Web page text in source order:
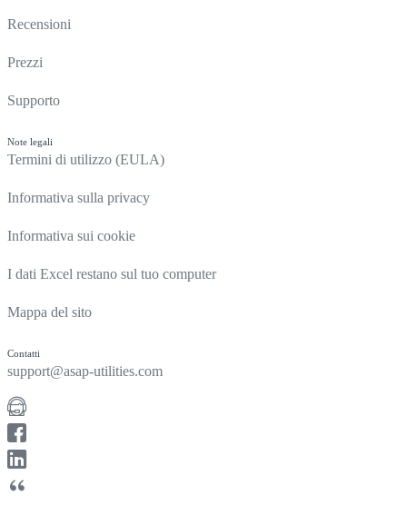
Recensioni
Prezzi
Supporto
Note legali
Termini di utilizzo (EULA)
Informativa sulla privacy
Informativa sui cookie
I dati Excel restano sul tuo computer
Mappa del sito
Contatti
support@asap-utilities.com